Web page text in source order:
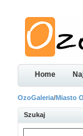
Home
OzoGaleria/Miasto
Szukaj